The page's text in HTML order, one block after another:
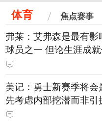
体育 焦点赛事
弗莱：艾弗森是最有影
球员之一 但论生涯成
美记：勇士新赛季将
先考虑内部挖潜而非引